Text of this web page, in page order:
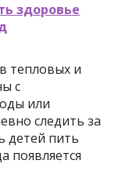
здоровье
тепловых и
с
или
следить за
детей пить
появляется